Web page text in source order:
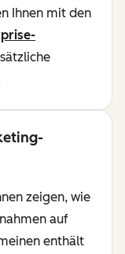
Ihnen mit den
zeigen, wie
auf
enthält